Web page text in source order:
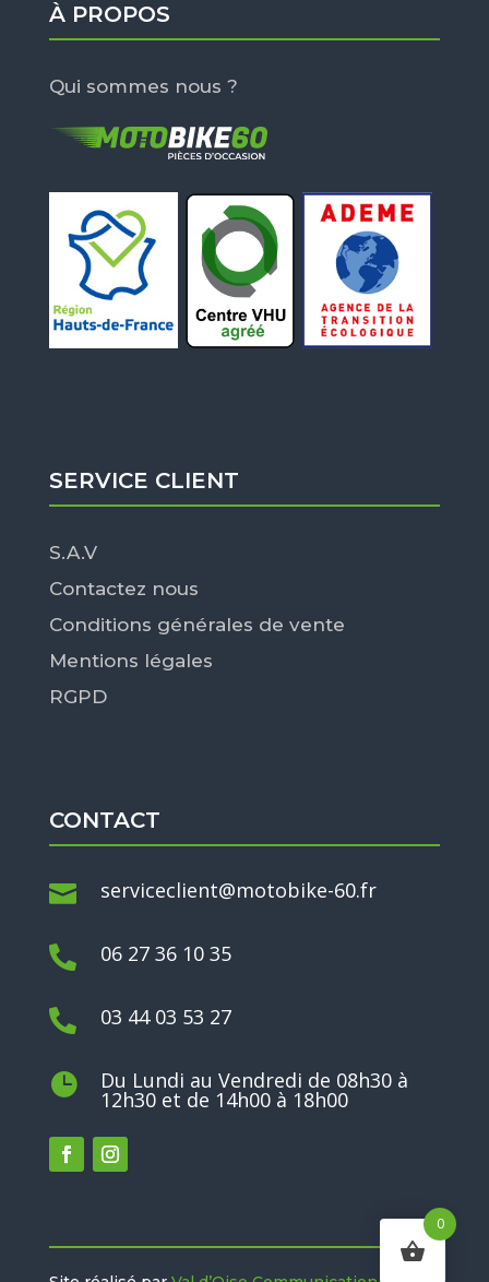
À PROPOS
Qui sommes nous ?
SERVICE CLIENT
S.A.V
Contactez nous
Conditions générales de vente
Mentions légales
RGPD
CONTACT
 serviceclient@motobike-60.fr
 06 27 36 10 35
 03 44 03 53 27
 Du Lundi au Vendredi de 08h30 à
12h30 et de 14h00 à 18h00
0